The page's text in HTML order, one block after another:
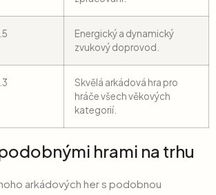
Energický a dynamický
zvukový doprovod.
Skvělá arkádová hra pro
hráče všech věkových
kategorií.
hrami na trhu
arkádových her s podobnou